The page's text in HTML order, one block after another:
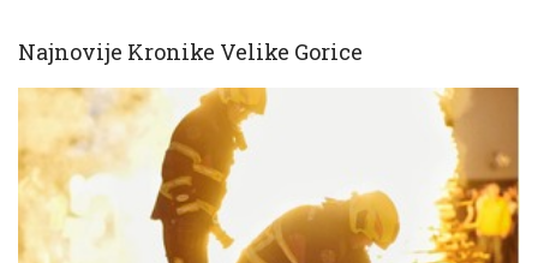
Najnovije Kronike Velike Gorice